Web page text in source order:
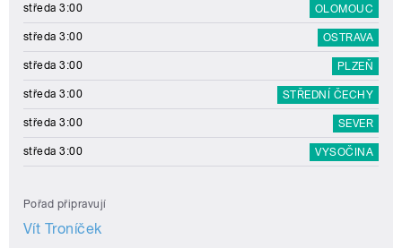
středa 3:00 OLOMOUC
středa 3:00 OSTRAVA
středa 3:00 PLZEŇ
středa 3:00 STŘEDNÍ ČECHY
středa 3:00 SEVER
středa 3:00 VYSOČINA
Pořad připravují
Vít Troníček